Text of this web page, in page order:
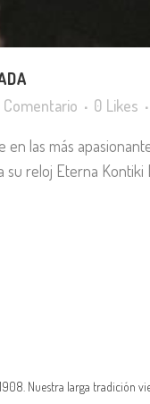
Comentario 0 Likes
las más
reloj Eterna Kontiki
Nuestra larga tradición